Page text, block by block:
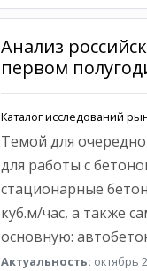
Анализ
первом
Каталог исследований
Темой для
для работы с
стационарные
куб.м/час, а также
основную:
Актуальность: октябрь